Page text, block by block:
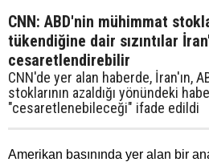
CNN: ABD'nin mühimmat
tükendiğine dair sızıntılar
cesaretlendirebilir
CNN'de yer alan haberde, İran'ın,
stoklarının azaldığı yönündeki
"cesaretlenebileceği" ifade edildi
Amerikan basınında yer alan bir